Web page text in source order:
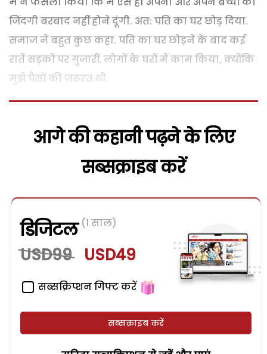
जिंदगी बरबाद नहीं होने दूंगी. अत: पति का घर छोड़ दिया.
समाज ने बहुत कुछ कहा. पति का घर छोड़ने के बाद कई
रातें सड़कों पर गुजारीं. लोगों के घरों में काम किया, क्योंकि
मुझे पैसों की जरूरत थी.
आगे की कहानी पढ़ने के लिए
सब्सक्राइब करें
डिजिटल (1 साल)
USD99 USD49
सब्सक्रिप्शन गिफ्ट करें
सब्सक्राइब करें